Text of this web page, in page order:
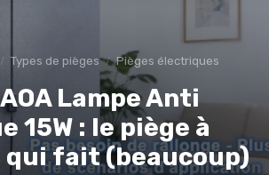
Types de pièges Pièges électriques
Lampe Anti
15W : le piège à
qui fait (beaucoup)